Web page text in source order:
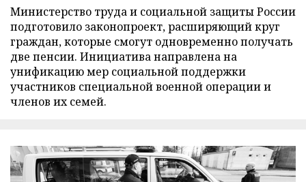
Министерство труда и социальной защиты России
подготовило законопроект, расширяющий круг
граждан, которые смогут одновременно получать
две пенсии. Инициатива направлена на
унификацию мер социальной поддержки
участников специальной военной операции и
членов их семей.